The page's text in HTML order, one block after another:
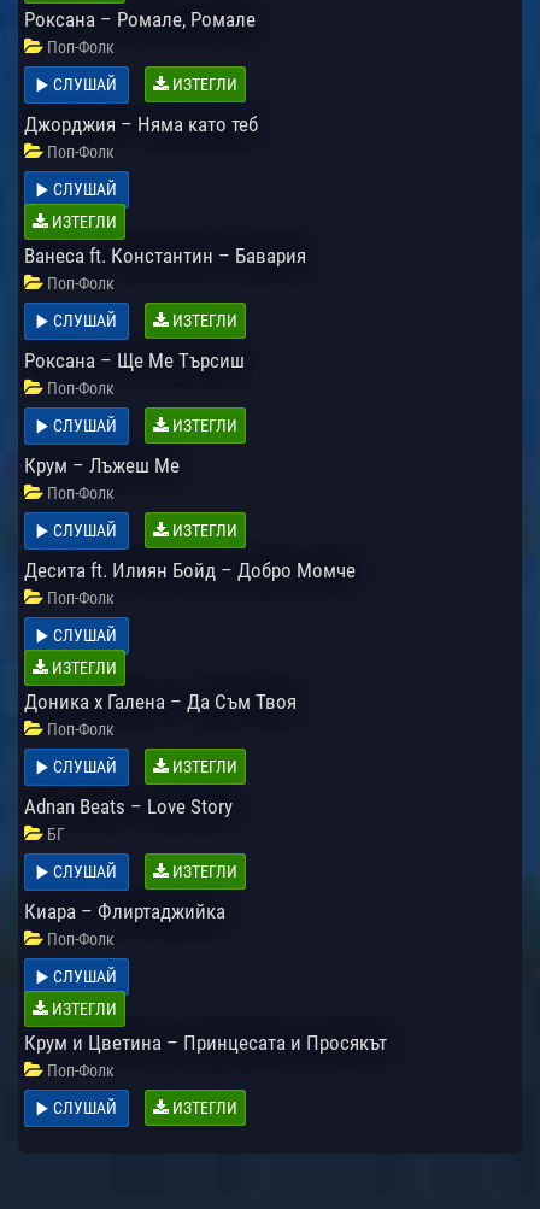
Роксана – Ромале, Ромале
Поп-Фолк
СЛУШАЙ
ИЗТЕГЛИ
Джорджия – Няма като теб
Поп-Фолк
СЛУШАЙ
ИЗТЕГЛИ
Ванеса ft. Константин – Бавария
Поп-Фолк
СЛУШАЙ
ИЗТЕГЛИ
Роксана – Ще Ме Търсиш
Поп-Фолк
СЛУШАЙ
ИЗТЕГЛИ
Крум – Лъжеш Ме
Поп-Фолк
СЛУШАЙ
ИЗТЕГЛИ
Десита ft. Илиян Бойд – Добро Момче
Поп-Фолк
СЛУШАЙ
ИЗТЕГЛИ
Доника х Галена – Да Съм Твоя
Поп-Фолк
СЛУШАЙ
ИЗТЕГЛИ
Adnan Beats – Love Story
БГ
СЛУШАЙ
ИЗТЕГЛИ
Киара – Флиртаджийка
Поп-Фолк
СЛУШАЙ
ИЗТЕГЛИ
Крум и Цветина – Принцесата и Просякът
Поп-Фолк
СЛУШАЙ
ИЗТЕГЛИ